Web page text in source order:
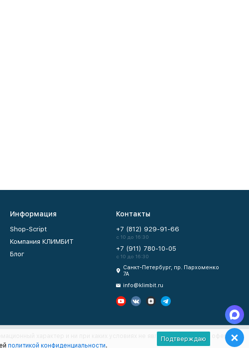
политикой конфиденциальности.
Подтверждаю
Информация
Shop-Script
Компания КЛИМБИТ
Блог
Контакты
+7 (812) 929-91-66
с 10 до 16:30
+7 (911) 780-10-05
с 10 до 16:30
Санкт-Петербург, пр. Пархоменко
7А
info@klimbit.ru
характер и ни при каких условиях не являются публичной офертой,